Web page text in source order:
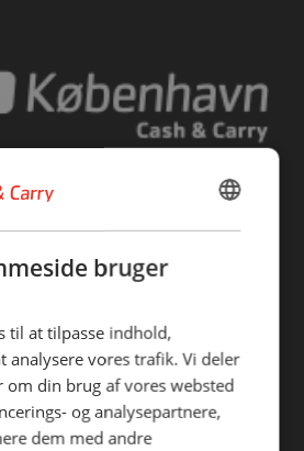
for de præsenterede data og den
heraf.
bruger
til at tilpasse indhold,
analysere vores trafik. Vi deler
om din brug af vores websted
og analysepartnere,
dem med andre